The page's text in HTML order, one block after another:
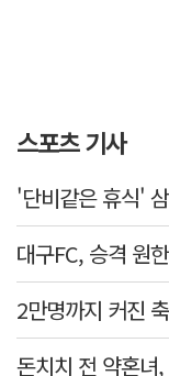
스포츠 기사
대구FC, 승격 원